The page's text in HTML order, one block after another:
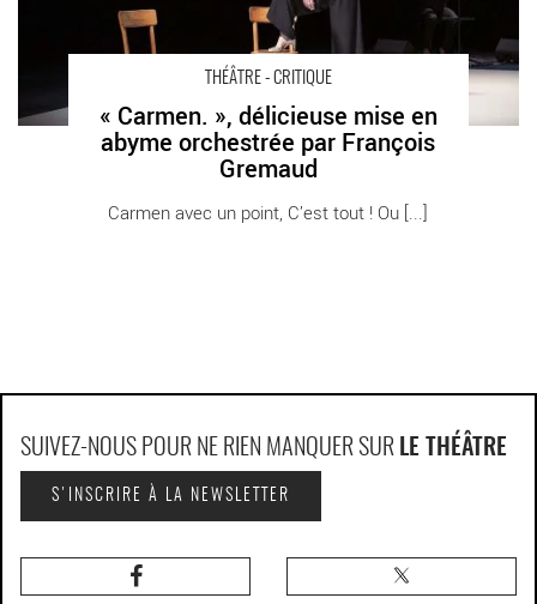
THÉÂTRE - CRITIQUE
« Carmen. », délicieuse mise en
abyme orchestrée par François
Gremaud
Carmen avec un point, C’est tout ! Ou [...]
SUIVEZ-NOUS POUR NE RIEN MANQUER SUR LE THÉÂTRE
S'INSCRIRE À LA NEWSLETTER